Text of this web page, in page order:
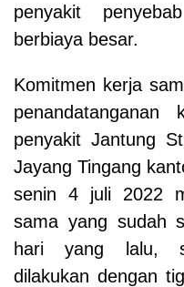
penyakit
berbiaya besar.
Komitmen kerja
penandatanganan
penyakit Jantung
Jayang Tingang
senin 4 juli 2022
sama yang sudah
hari yang lalu,
dilakukan dengan